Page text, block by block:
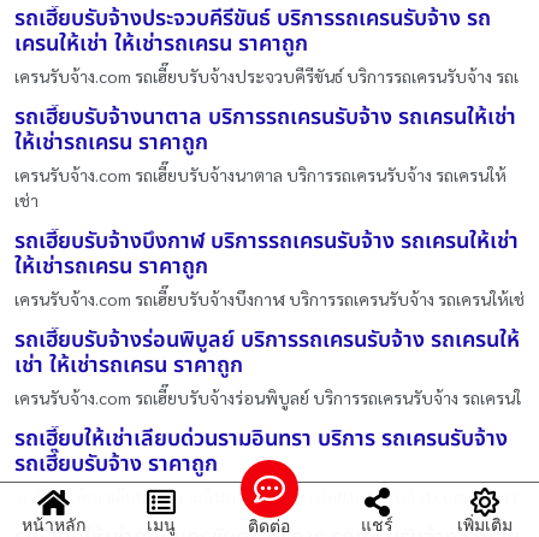
รถเฮี๊ยบรับจ้างประจวบคีรีขันธ์ บริการรถเครนรับจ้าง รถ
เครนให้เช่า ให้เช่ารถเครน ราคาถูก
เครนรับจ้าง.com รถเฮี๊ยบรับจ้างประจวบคีรีขันธ์ บริการรถเครนรับจ้าง รถเ
รถเฮี๊ยบรับจ้างนาตาล บริการรถเครนรับจ้าง รถเครนให้เช่า
ให้เช่ารถเครน ราคาถูก
เครนรับจ้าง.com รถเฮี๊ยบรับจ้างนาตาล บริการรถเครนรับจ้าง รถเครนให้
เช่า
รถเฮี๊ยบรับจ้างบึงกาฬ บริการรถเครนรับจ้าง รถเครนให้เช่า
ให้เช่ารถเครน ราคาถูก
เครนรับจ้าง.com รถเฮี๊ยบรับจ้างบึงกาฬ บริการรถเครนรับจ้าง รถเครนให้เช่
รถเฮี๊ยบรับจ้างร่อนพิบูลย์ บริการรถเครนรับจ้าง รถเครนให้
เช่า ให้เช่ารถเครน ราคาถูก
เครนรับจ้าง.com รถเฮี๊ยบรับจ้างร่อนพิบูลย์ บริการรถเครนรับจ้าง รถเครนใ
รถเฮี๊ยบให้เช่าเลียบด่วนรามอินทรา บริการ รถเครนรับจ้าง
รถเฮี๊ยบรับจ้าง ราคาถูก
รถเฮี๊ยบให้เช่าเลียบด่วนรามอินทรา ให้บริการโดย เครนรับจ้าง.com บริการ
หน้าหลัก เมนู ติดต่อ แชร์ เพิ่มเติม